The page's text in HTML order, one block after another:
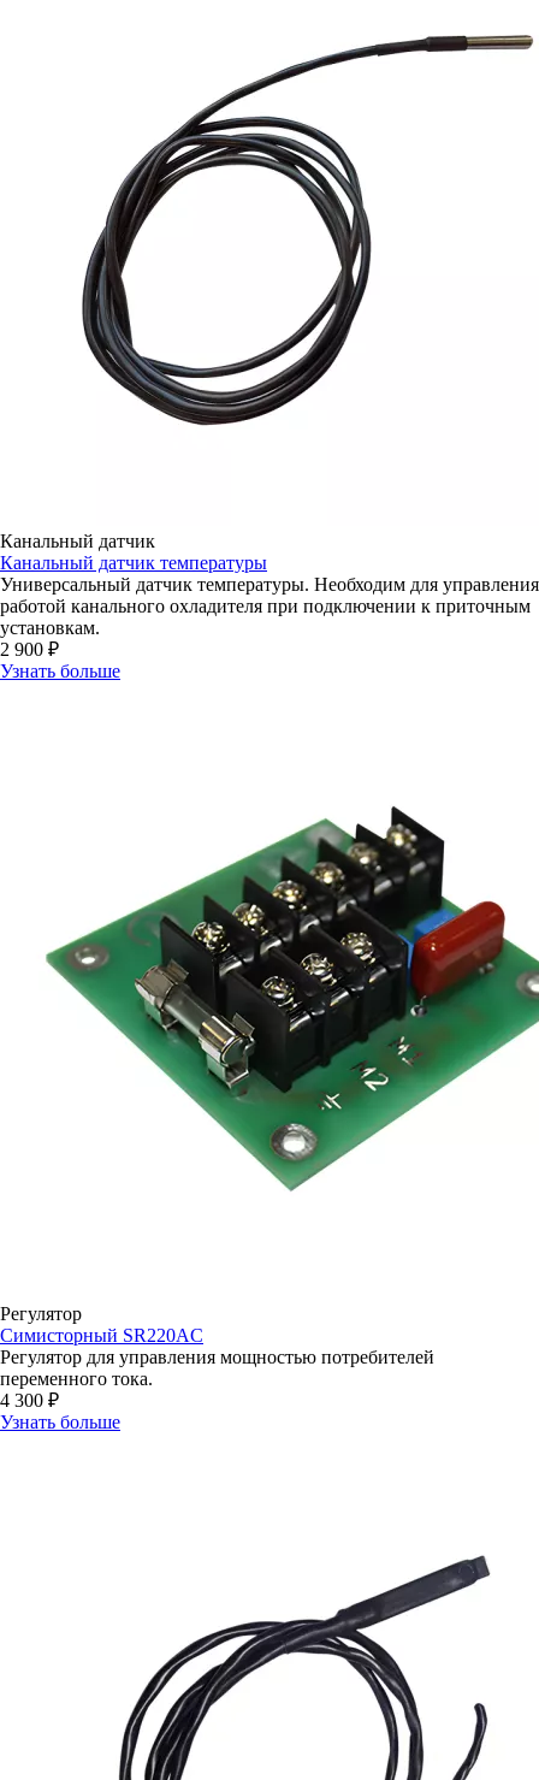
Канальный датчик
Канальный датчик температуры
Универсальный датчик температуры. Необходим для управления
работой канального охладителя при подключении к приточным
установкам.
2 900 ₽
Узнать больше
Регулятор
Симисторный SR220AC
Регулятор для управления мощностью потребителей
переменного тока.
4 300 ₽
Узнать больше